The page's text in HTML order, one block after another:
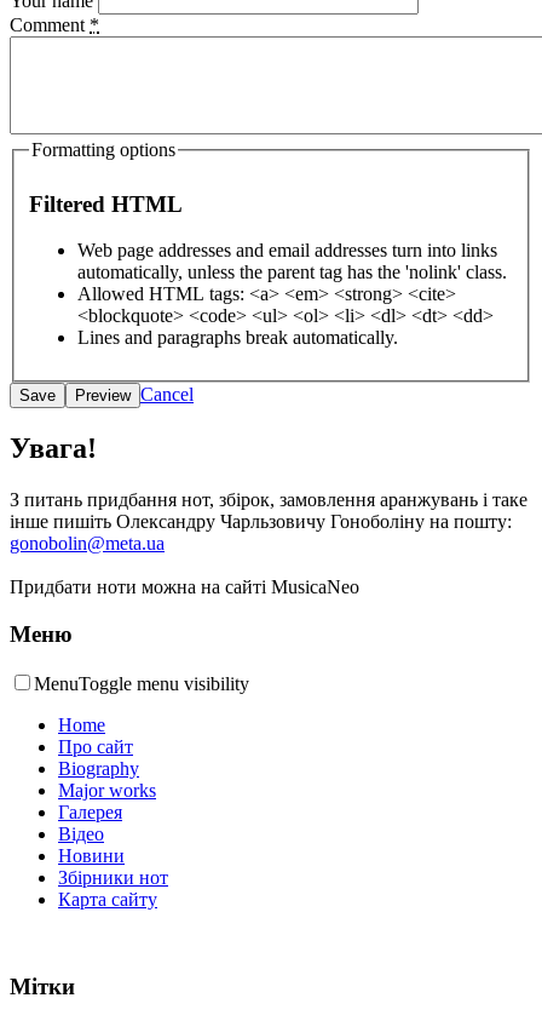
Comment *
Formatting options
Filtered HTML
Web page addresses and email addresses turn into links
automatically, unless the parent tag has the 'nolink' class.
Allowed HTML tags: <a> <em> <strong> <cite>
<blockquote> <code> <ul> <ol> <li> <dl> <dt> <dd>
Lines and paragraphs break automatically.
Cancel
Увага!
З питань придбання нот, збірок, замовлення аранжувань і таке
інше пишіть Олександру Чарльзовичу Гоноболіну на пошту:
gonobolin@meta.ua
Придбати ноти можна на сайті MusicaNeo
Меню
MenuToggle menu visibility
Home
Про сайт
Biography
Major works
Галерея
Відео
Новини
Збірники нот
Карта сайту
Мітки